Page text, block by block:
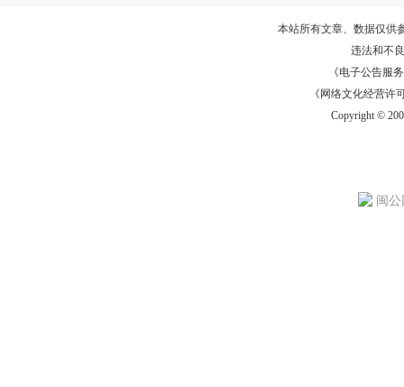
本站所有文章、数据仅供
违法和不
《电子公告服务
《网络文化经营许
Copyright ©
闽公